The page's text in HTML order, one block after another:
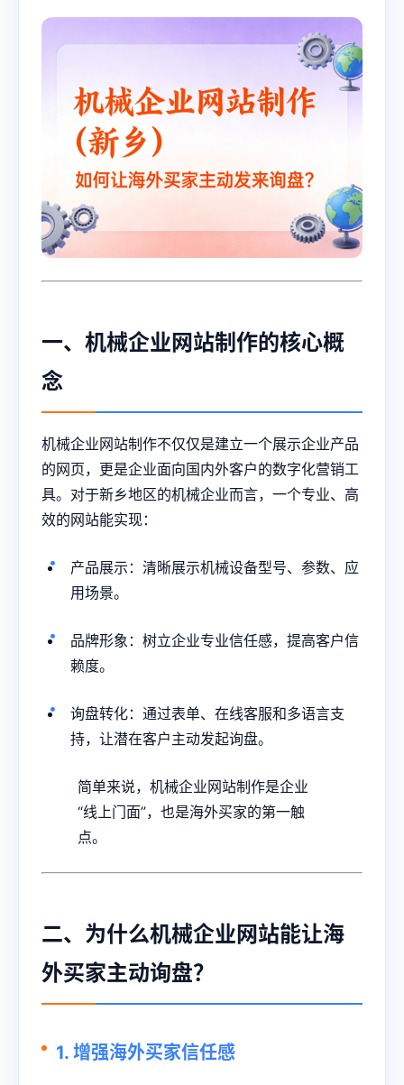
一、机械企业网站制作的核心概
念
机械企业网站制作不仅仅是建立一个展示企业产品
的网页，更是企业面向国内外客户的数字化营销工
具。对于新乡地区的机械企业而言，一个专业、高
效的网站能实现：
产品展示：清晰展示机械设备型号、参数、应
用场景。
品牌形象：树立企业专业信任感，提高客户信
赖度。
询盘转化：通过表单、在线客服和多语言支
持，让潜在客户主动发起询盘。
简单来说，机械企业网站制作是企业
“线上门面”，也是海外买家的第一触
点。
二、为什么机械企业网站能让海
外买家主动询盘？
1. 增强海外买家信任感